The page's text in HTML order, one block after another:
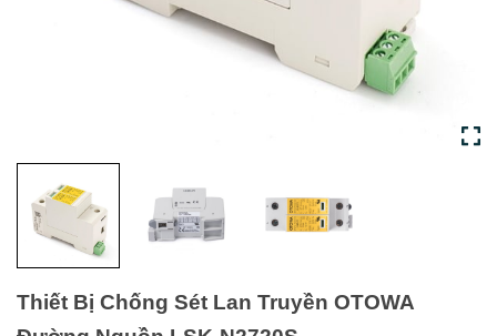
Thiết Bị Chống Sét Lan Truyền OTOWA